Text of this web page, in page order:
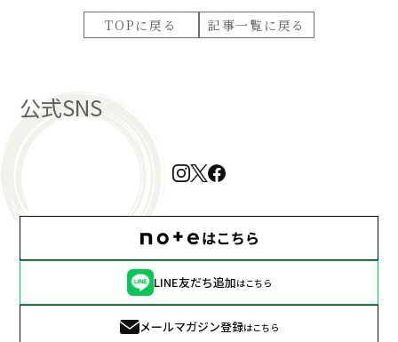
TOPに戻る 記事一覧に戻る
公式SNS
LINE友だち追加はこちら
メールマガジン登録はこちら